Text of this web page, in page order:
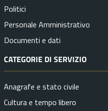
Politici
Personale Amministrativo
Documenti e dati
CATEGORIE DI SERVIZIO
Anagrafe e stato civile
Cultura e tempo libero